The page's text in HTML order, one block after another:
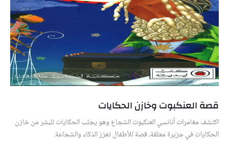
قصة العنكبوت وخازن الحكايات
اكتشف مغامرات أنانسي العنكبوت الشجاع وهو يجلب الحكايات للبشر من خازن
الحكايات في جزيرة معلقة، قصة للأطفال تعزز الذكاء والشجاعة.